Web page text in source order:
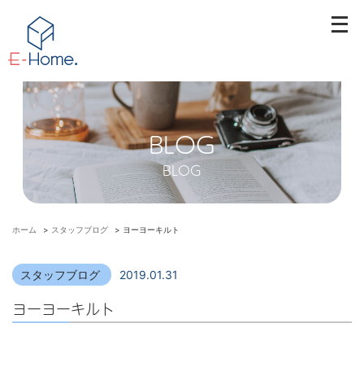
メ
ー
BLOG
BLOG
ホーム > スタッフブログ > ヨーヨーキルト
スタッフブログ 2019.01.31
ヨーヨーキルト